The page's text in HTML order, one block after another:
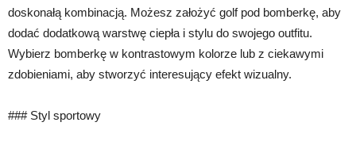
doskonałą kombinacją. Możesz założyć golf pod bomberkę, aby
dodać dodatkową warstwę ciepła i stylu do swojego outfitu.
Wybierz bomberkę w kontrastowym kolorze lub z ciekawymi
zdobieniami, aby stworzyć interesujący efekt wizualny.
### Styl sportowy